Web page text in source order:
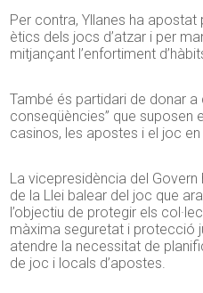
Per contra, Yllanes ha
ètics dels jocs d’atzar i per
mitjançant l’enfortiment
També és partidari de donar a
conseqüències” que suposen
casinos, les apostes i el joc en
La vicepresidència del
de la Llei balear del joc que
l’objectiu de protegir els
màxima seguretat i protecció
atendre la necessitat de
de joc i locals d’apostes.